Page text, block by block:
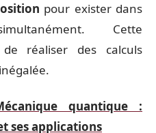
pour exister dans
Cette
réaliser des calculs
quantique :
ses applications